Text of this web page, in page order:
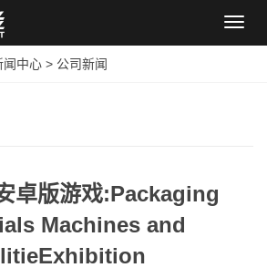
导
闻中心 > 公司新闻
卓版游戏:Packaging
Machines and